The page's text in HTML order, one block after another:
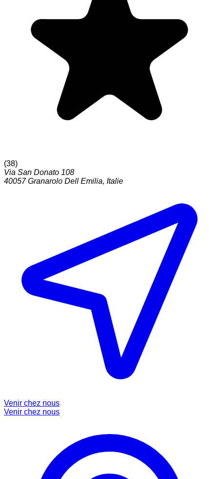
(38)
Via San Donato 108
40057 Granarolo Dell Emilia, Italie
Venir chez nous
Venir chez nous